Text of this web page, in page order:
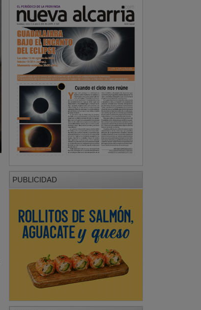
PUBLICIDAD